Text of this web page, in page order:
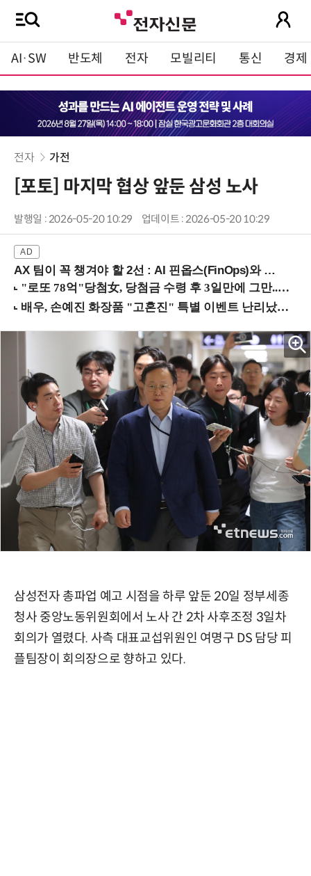
AI·SW 반도체 전자 모빌리티 통신 경제
전자 가전
[포토] 마지막 협상 앞둔 삼성 노사
발행일 : 2026-05-20 10:29 업데이트 : 2026-05-20 10:29
AX 팀이 꼭 챙겨야 할 2선 : AI 핀옵스(FinOps)와 토큰 거버넌스 (8/21 잠실역)
삼성전자 총파업 예고 시점을 하루 앞둔 20일 정부세종
청사 중앙노동위원회에서 노사 간 2차 사후조정 3일차
회의가 열렸다. 사측 대표교섭위원인 여명구 DS 담당 피
플팀장이 회의장으로 향하고 있다.